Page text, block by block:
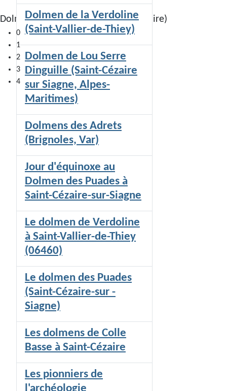
Dolmen de Colle Basse II (Saint-Cézaire)
0
1
2
3
4
Dolmen de la Verdoline
(Saint-Vallier-de-Thiey)
Dolmen de Lou Serre
Dinguille (Saint-Cézaire
sur Siagne, Alpes-
Maritimes)
Dolmens des Adrets
(Brignoles, Var)
Jour d'équinoxe au
Dolmen des Puades à
Saint-Cézaire-sur-Siagne
Le dolmen de Verdoline
à Saint-Vallier-de-Thiey
(06460)
Le dolmen des Puades
(Saint-Cézaire-sur -
Siagne)
Les dolmens de Colle
Basse à Saint-Cézaire
Les pionniers de